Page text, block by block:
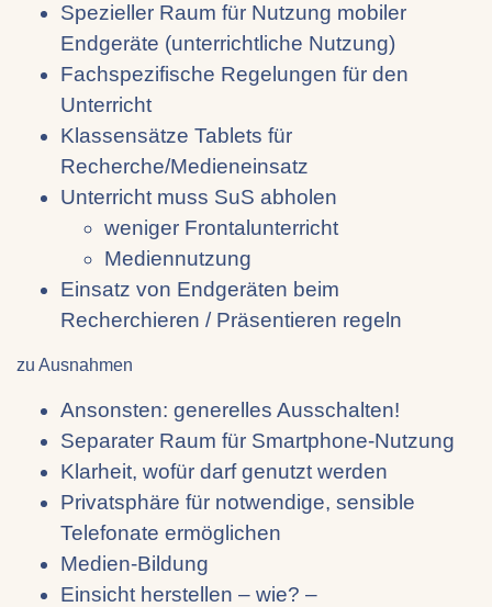
Spezieller Raum für Nutzung mobiler
Endgeräte (unterrichtliche Nutzung)
Fachspezifische Regelungen für den
Unterricht
Klassensätze Tablets für
Recherche/Medieneinsatz
Unterricht muss SuS abholen
weniger Frontalunterricht
Mediennutzung
Einsatz von Endgeräten beim
Recherchieren / Präsentieren regeln
zu Ausnahmen
Ansonsten: generelles Ausschalten!
Separater Raum für Smartphone-Nutzung
Klarheit, wofür darf genutzt werden
Privatsphäre für notwendige, sensible
Telefonate ermöglichen
Medien-Bildung
Einsicht herstellen – wie? –